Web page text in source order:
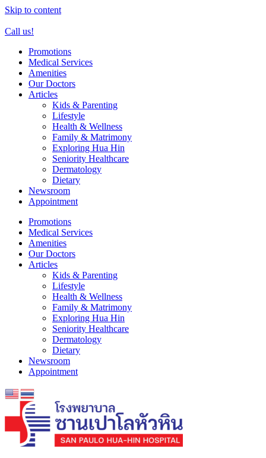
Skip to content
Call us!
Promotions
Medical Services
Amenities
Our Doctors
Articles
Kids & Parenting
Lifestyle
Health & Wellness
Family & Matrimony
Exploring Hua Hin
Seniority Healthcare
Dermatology
Dietary
Newsroom
Appointment
Promotions
Medical Services
Amenities
Our Doctors
Articles
Kids & Parenting
Lifestyle
Health & Wellness
Family & Matrimony
Exploring Hua Hin
Seniority Healthcare
Dermatology
Dietary
Newsroom
Appointment